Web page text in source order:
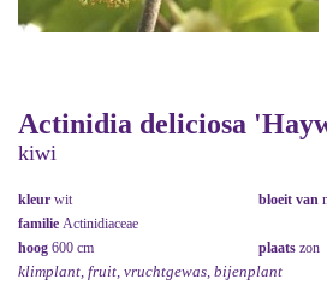
Actinidia deliciosa
kiwi
kleur wit bloeit van
familie Actinidiaceae
hoog 600 cm plaats zon
klimplant, fruit, vruchtgewas, bijenplant